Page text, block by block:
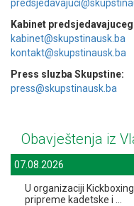
Kabinet
kabinet@skupstinausk.ba
kontakt@skupstinausk.ba
Press sluzba Skupstine:
press@skupstinausk.ba
Obavještenja iz
07.08.2026
U organizaciji
pripreme kadetske i ...